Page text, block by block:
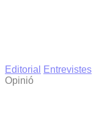
Editorial
Entrevistes
Opinió